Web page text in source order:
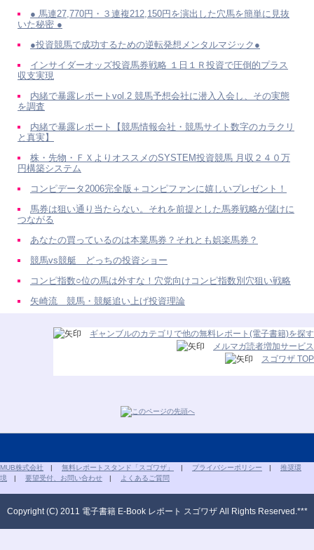
● 馬連27,770円・３連複212,150円を演出した穴馬を簡単に見抜
いた秘密 ●
●投資競馬で成功するための逆転発想メンタルマジック●
インサイダーオッズ投資馬券戦略 １日１Ｒ投資で圧倒的プラス
収支実現
内緒で暴露レポートvol.2 競馬予想会社に潜入入会し、その実態
を調査
内緒で暴露レポート【競馬情報会社・競馬サイト数字のカラクリ
と真実】
株・先物・ＦＸよりオススメのSYSTEM投資競馬 月収２４０万
円構築システム
コンピデータ2006完全版＋コンピファンに嬉しいプレゼント！
馬券は狙い通り当たらない。それを前提とした馬券戦略が儲けに
つながる
あなたの買っているのは本業馬券？それとも娯楽馬券？
競馬vs競艇 どっちの投資ショー
コンピ指数○位の馬は外すな！穴党向けコンピ指数別穴狙い戦略
矢崎流 競馬・競艇追い上げ投資理論
ギャンブルのカテゴリで他の無料レポート(電子書籍)を探す
メルマガ読者増加サービス
スゴワザ TOP
MUB株式会社 | 無料レポートスタンド「スゴワザ」 | プライバシーポリシー | 推奨環
境 | 要望受付、お問い合わせ | よくあるご質問
Copyright (C) 2011 電子書籍 E-Book レポート スゴワザ All Rights Reserved.***